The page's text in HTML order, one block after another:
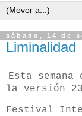
sábado, 14 de
Liminalidad
Esta
la versión
Festival